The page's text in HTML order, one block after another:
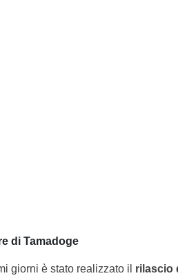
di Tamadoge
giorni è stato realizzato il rilascio